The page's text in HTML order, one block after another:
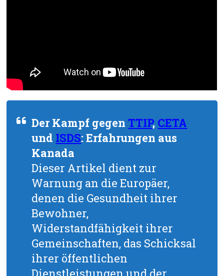
Der Kampf gegenTTIP, CETA
und ISDS: Erfahrungen aus
Kanada
Dieser Artikel dient zur
Warnung an die Europäer,
denen die Gesundheit ihrer
Bewohner,
Widerstandfähigkeit ihrer
Gemeinschaften, das Schicksal
ihrer öffentlichen